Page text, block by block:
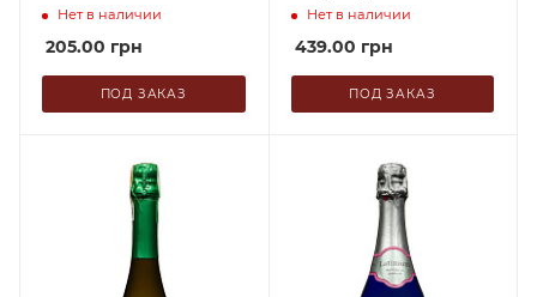
Нет в наличии
205.00 грн
ПОД ЗАКАЗ
Нет в наличии
439.00 грн
ПОД ЗАКАЗ